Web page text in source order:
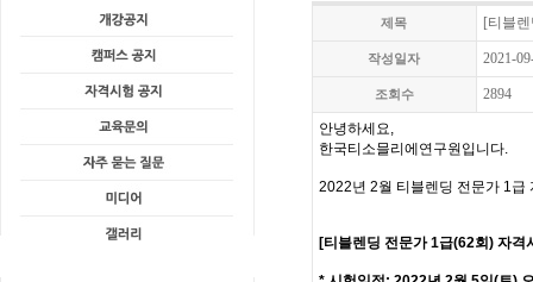
제목 [티블
작성일자 2021-
조회수 2894
안녕하세요,
한국티소믈리에연구원입니다.
2022년 2월 티블렌딩 전문가 1급
[티블렌딩 전문가1급(62회) 자격